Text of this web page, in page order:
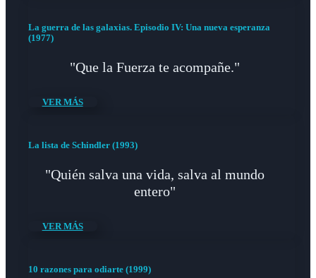
La guerra de las galaxias. Episodio IV: Una nueva esperanza
(1977)
"Que la Fuerza te acompañe."
VER MÁS
La lista de Schindler (1993)
"Quién salva una vida, salva al mundo
entero"
VER MÁS
10 razones para odiarte (1999)